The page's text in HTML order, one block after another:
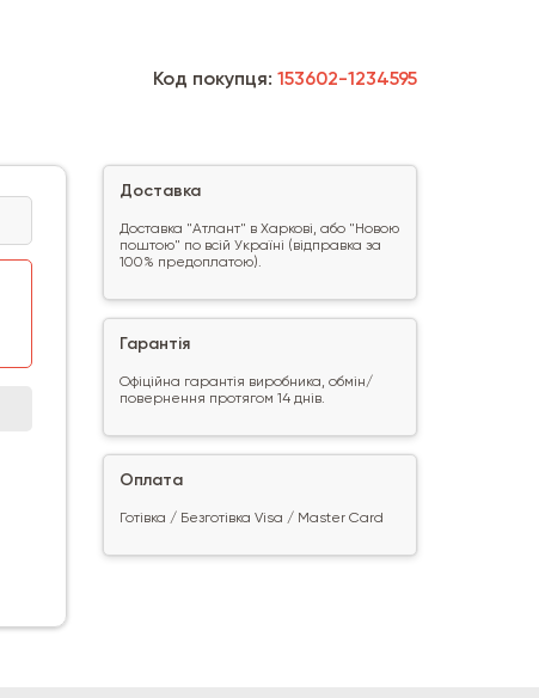
Код покупця: 153602-1234595
Доставка
Доставка "Атлант" в Харкові, або "Новою
поштою" по всій Україні (відправка за
100% предоплатою).
Гарантія
Офіційна гарантія виробника, обмін/
повернення протягом 14 днів.
Оплата
Готівка / Безготівка Visa / Master Card